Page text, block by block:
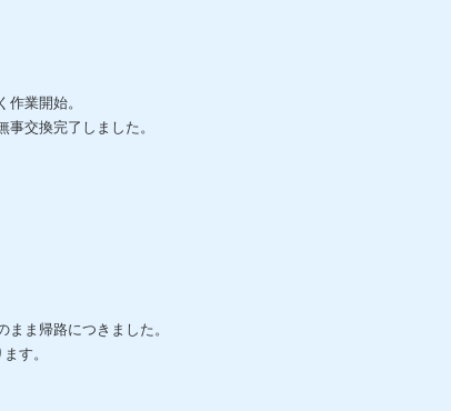
業開始。
交換完了しました。
ま帰路につきました。
す。